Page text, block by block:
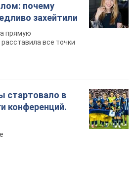
почему
захейтили
прямую
все точки
стартовало в
конференций.